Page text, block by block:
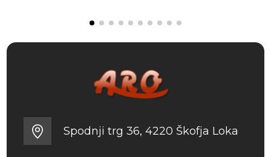
Spodnji trg 36, 4220 Škofja Loka